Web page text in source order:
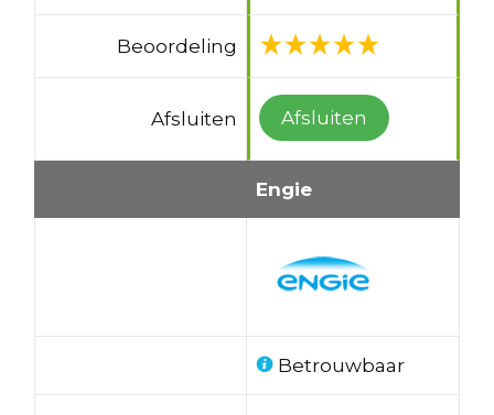
Beoordeling
Afsluiten Afsluiten
Engie
Betrouwbaar